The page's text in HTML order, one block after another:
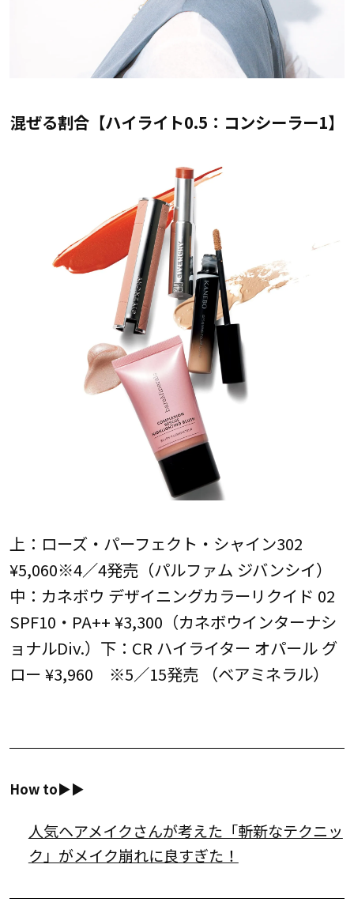
混ぜる割合【ハイライト0.5：コンシーラー1】
上：ローズ・パーフェクト・シャイン302
¥5,060※4／4発売（パルファム ジバンシイ）
中：カネボウ デザイニングカラーリクイド 02
SPF10・PA++ ¥3,300（カネボウインターナシ
ョナルDiv.）下：CR ハイライター オパール グ
ロー ¥3,960 ※5／15発売 （ベアミネラル）
How to▶︎▶︎
人気ヘアメイクさんが考えた「斬新なテクニッ
ク」がメイク崩れに良すぎた！